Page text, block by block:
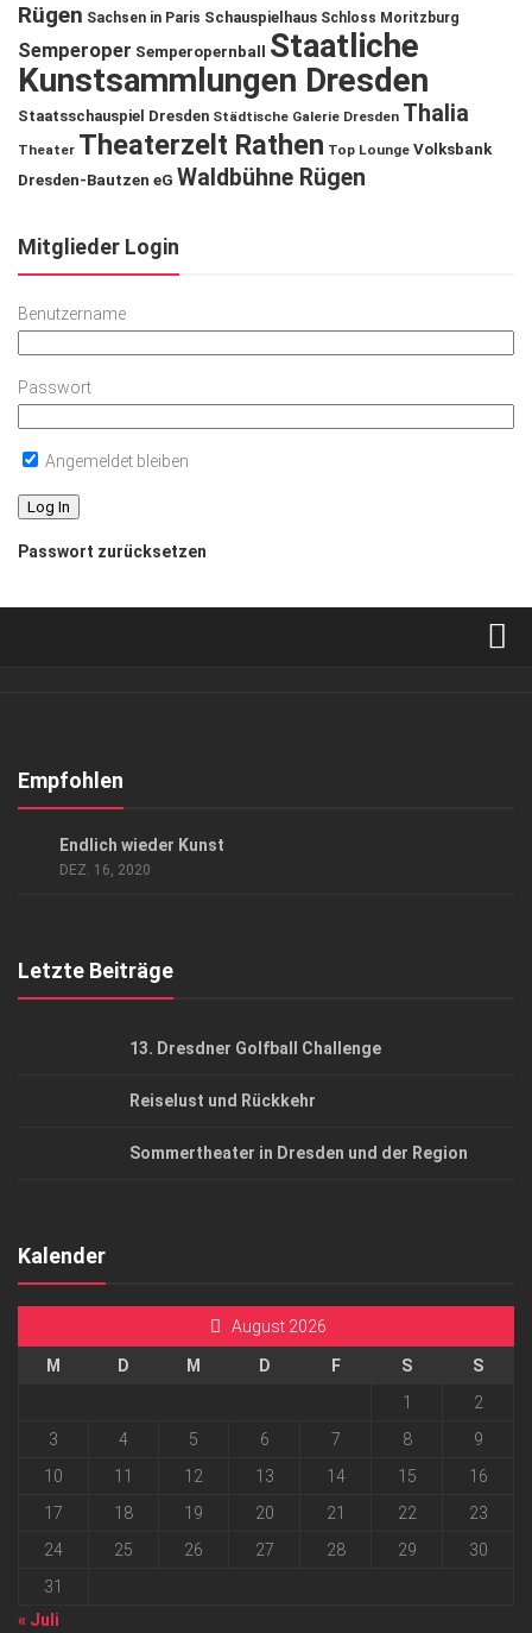
Rügen Sachsen in Paris Schauspielhaus Schloss Moritzburg
Semperoper Semperopernball
Staatliche
Kunstsammlungen Dresden
Staatsschauspiel Dresden Städtische Galerie Dresden Thalia
Theater Theaterzelt Rathen Top Lounge Volksbank
Dresden-Bautzen eG Waldbühne Rügen
Mitglieder Login
Benutzername
Passwort
Angemeldet bleiben
Passwort zurücksetzen
Kontakt, Impressum
Empfohlen
Endlich wieder Kunst
DEZ. 16, 2020
Letzte Beiträge
13. Dresdner Golfball Challenge
Reiselust und Rückkehr
Sommertheater in Dresden und der Region
Kalender
August 2026
M D M D F S
S
1
2
3
4 5 6 7 8
9
10
11 12 13 14 15
16
17
18 19 20 21 22
23
24
25 26 27 28 29
30
31
« Juli